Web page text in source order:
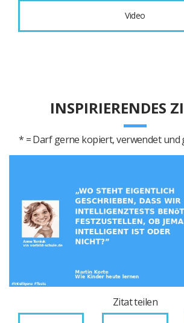
Video
INSPIRIERENDES
* = Darf gerne kopiert, verwendet und
Zitat teilen